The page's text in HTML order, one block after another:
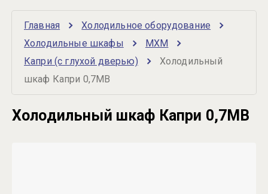
Главная
Холодильное оборудование
Холодильные шкафы
МХМ
Капри (с глухой дверью)
Холодильный
шкаф Капри 0,7МВ
Холодильный шкаф Капри 0,7МВ